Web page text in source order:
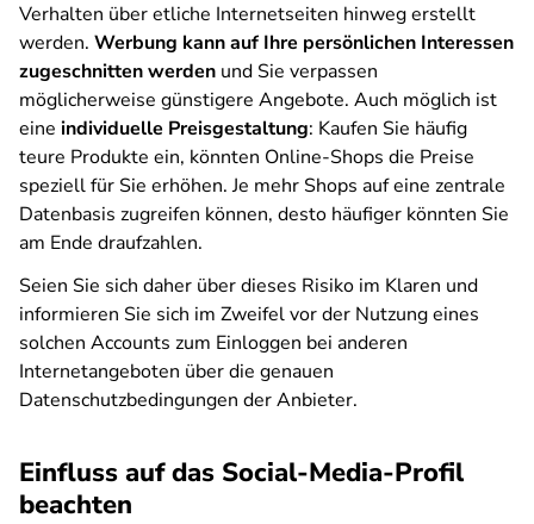
Verhalten über etliche Internetseiten hinweg erstellt
werden. Werbung kann auf Ihre persönlichen Interessen
zugeschnitten werden und Sie verpassen
möglicherweise günstigere Angebote. Auch möglich ist
eine individuelle Preisgestaltung: Kaufen Sie häufig
teure Produkte ein, könnten Online-Shops die Preise
speziell für Sie erhöhen. Je mehr Shops auf eine zentrale
Datenbasis zugreifen können, desto häufiger könnten Sie
am Ende draufzahlen.
Seien Sie sich daher über dieses Risiko im Klaren und
informieren Sie sich im Zweifel vor der Nutzung eines
solchen Accounts zum Einloggen bei anderen
Internetangeboten über die genauen
Datenschutzbedingungen der Anbieter.
Einfluss auf das Social-Media-Profil
beachten